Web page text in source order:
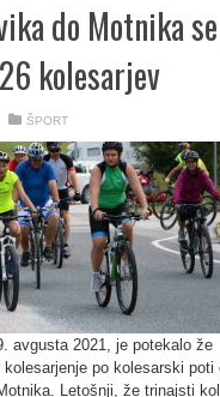
do Motnika
kolesarjev
ŠPORT
avgusta 2021, je potekalo že
kolesarjenje po kolesarski poti
Letošnji, že trinajsti